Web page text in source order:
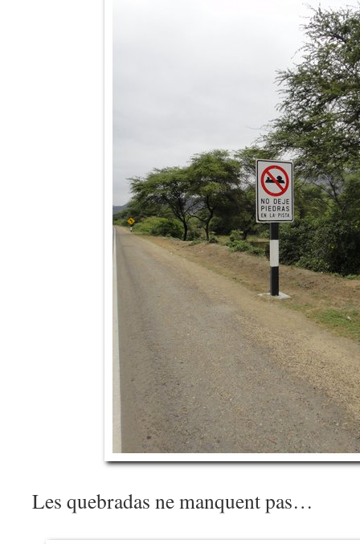
Les quebradas ne manquent pas…